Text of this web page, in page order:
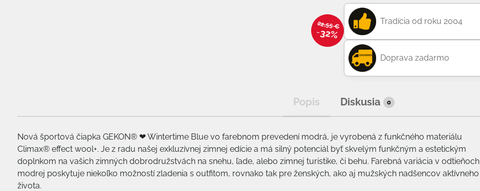
22,55 €
32%
Tradícia od roku 2004
Doprava zadarmo
Popis Diskusia 0
Nová športová čiapka GEKON® ❤ Wintertime Blue vo farebnom prevedení modrá, je vyrobená z funkčného materiálu
Climax® effect wool+. Je z radu našej exkluzívnej zimnej edície a má silný potenciál byť skvelým funkčným a estetickým
doplnkom na vašich zimných dobrodružstvách na snehu, ľade, alebo zimnej turistike, či behu. Farebná variácia v odtieňoch
modrej poskytuje niekoľko možností zladenia s outfitom, rovnako tak pre ženských, ako aj mužských nadšencov aktívneho
života.